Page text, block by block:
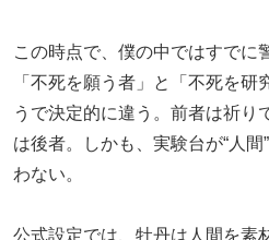
この時点で、僕の中ではすでに
「不死を願う者」と「不死を研
うで決定的に違う。前者は祈り
は後者。しかも、実験台が“人
わない。
公式設定では、牡丹は人間を素